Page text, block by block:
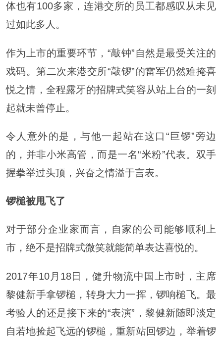
体也有100多家，连港交所的员工都感叹从未见
过如此多人。
作为上市的重要环节，“敲钟”自然是最受关注的
戏码。第二次来港交所“敲锣”的雷军仍然难掩喜
悦之情，全程露牙的招牌式笑容从站上台的一刻
起就未曾停止。
令人意外的是，与他一起站在这口“巨锣”旁边
的，并非小米高管，而是一名“米粉”代表。双手
握拳举过头顶，兴奋之情溢于言表。
锣槌被甩飞了
对于部分企业家而言，自家的公司能够顺利上
市，绝不是招牌式微笑就能简单表达喜悦的。
2017年10月18日，健升物流中国上市时，主席
黎健新手拿锣槌，转身大力一挥，锣响槌飞。最
考验人的还是接下来的“表演”，黎健新随即淡定
自若地捡起飞远的锣槌，重新站回锣边，举着锣